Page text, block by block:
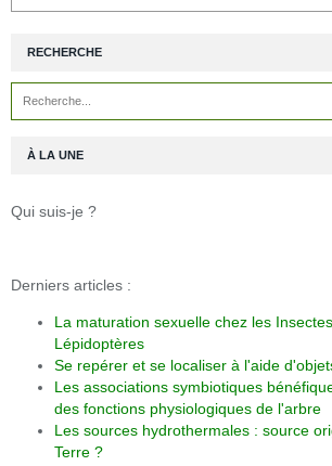
RECHERCHE
À LA UNE
Qui suis-je ?
Derniers articles :
La maturation sexuelle chez les
Lépidoptères
Se repérer et se localiser à l'aide
Les associations symbiotiques
des fonctions physiologiques de l'arbre
Les sources hydrothermales : source
Terre ?